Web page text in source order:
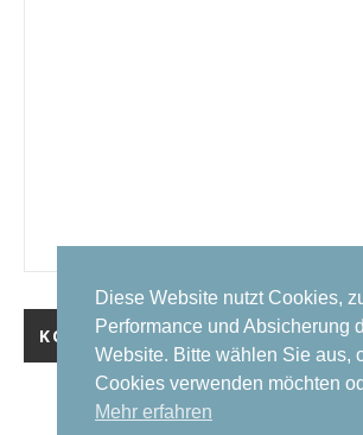
Diese Website nutzt Cookies,
Performance und Absicherung
Website. Bitte wählen Sie aus,
Cookies verwenden möchten
Mehr erfahren